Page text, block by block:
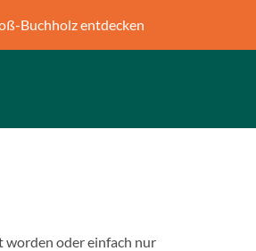
Buchholz entdecken
worden oder einfach nur